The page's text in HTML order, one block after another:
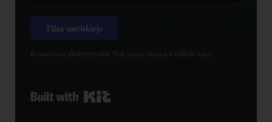
Tilaa uutiskirje
Kunnioitan yksityisyyttäsi. Voit perua tilauksesi milloin vain.